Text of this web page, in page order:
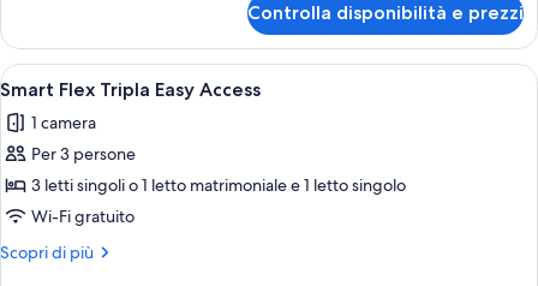
Doppia
Flex
Easy
Access
Controlla disponibilità e prezzi
Apri
tutte
le
foto
per
Smart
Flex
Tripla
Minibar, una scrivania, tende
3
Smart Flex Tripla Easy Access
1 camera
Per 3 persone
3 letti singoli o 1 letto matrimoniale e 1 letto singolo
Wi-Fi gratuito
Scopri di più
Altri